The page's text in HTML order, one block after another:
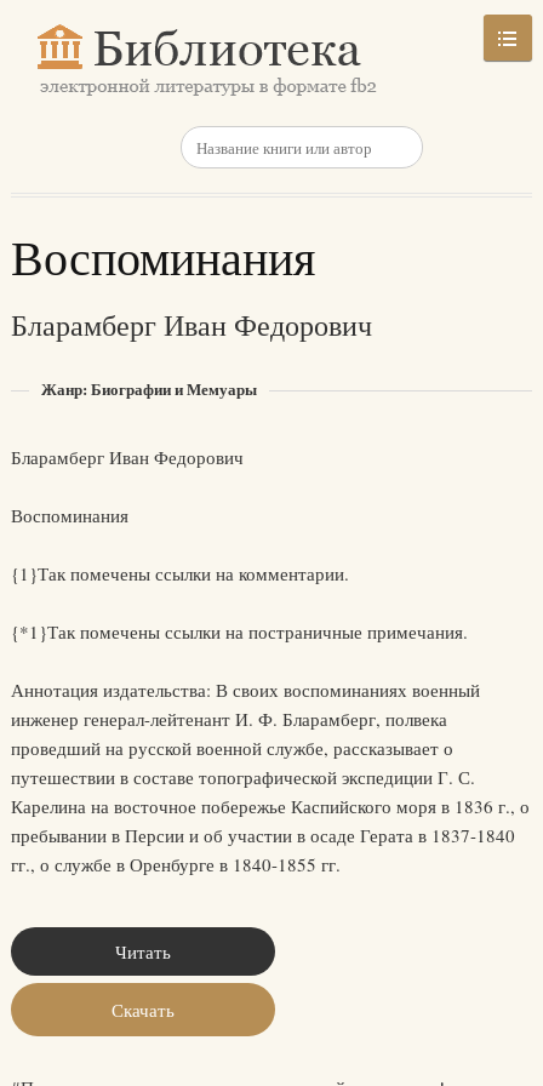
Воспоминания
Бларамберг Иван Федорович
Жанр: Биографии и Мемуары
Бларамберг Иван Федорович
Воспоминания
{1}Так помечены ссылки на комментарии.
{*1}Так помечены ссылки на постраничные примечания.
Аннотация издательства: В своих воспоминаниях военный
инженер генерал-лейтенант И. Ф. Бларамберг, полвека
проведший на русской военной службе, рассказывает о
путешествии в составе топографической экспедиции Г. С.
Карелина на восточное побережье Каспийского моря в 1836 г., о
пребывании в Персии и об участии в осаде Герата в 1837-1840
гг., о службе в Оренбурге в 1840-1855 гг.
Читать
Скачать